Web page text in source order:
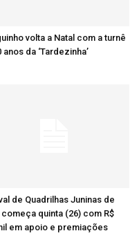
volta a Natal com a turnê
anos da ‘Tardezinha’
de Quadrilhas Juninas de
começa quinta (26) com R$
em apoio e premiações